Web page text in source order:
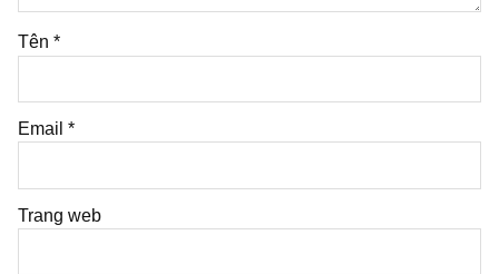
Tên *
Email *
Trang web